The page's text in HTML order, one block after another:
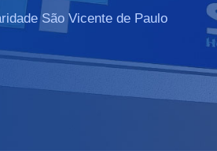
São Vicente de Paulo